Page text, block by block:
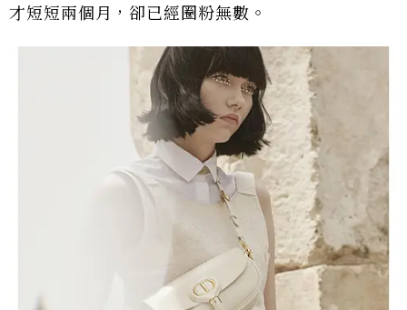
才短短兩個月，卻已經圈粉無數。